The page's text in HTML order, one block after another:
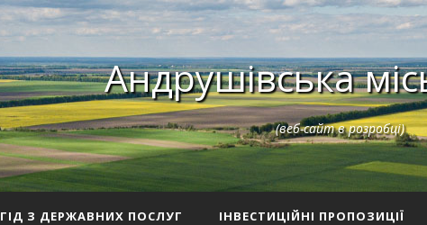
Андрушівська
(веб-сайт в розробці)
ГІД З ДЕРЖАВНИХ ПОСЛУГ ІНВЕСТИЦІЙНІ ПРОПОЗИЦІЇ